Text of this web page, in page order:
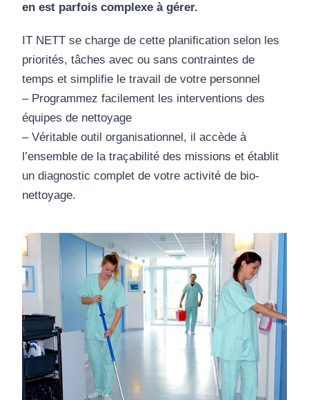
en est parfois complexe à gérer.
IT NETT se charge de cette planification selon les
priorités, tâches avec ou sans contraintes de
temps et simplifie le travail de votre personnel
– Programmez facilement les interventions des
équipes de nettoyage
– Véritable outil organisationnel, il accède à
l’ensemble de la traçabilité des missions et établit
un diagnostic complet de votre activité de bio-
nettoyage.